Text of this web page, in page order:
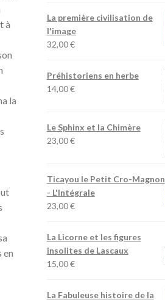
à
la
en
La première civilisation de
l'image
32,00€
Préhistoriens en herbe
14,00€
Le Sphinx et la Chimère
23,00€
Ticayou le Petit Cro-Magnon
- L'Intégrale
23,00€
La Licorne et les figures
insolites de Lascaux
15,00€
La Fabuleuse histoire de la